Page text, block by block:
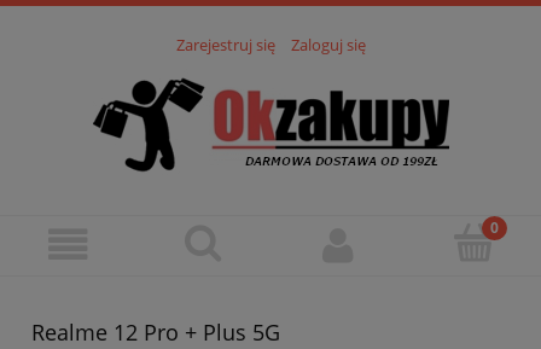
Zarejestruj się Zaloguj się
Realme 12 Pro + Plus 5G